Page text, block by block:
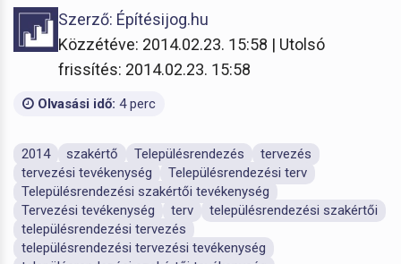
Szerző: Építésijog.hu
Közzétéve: 2014.02.23. 15:58 | Utolsó
frissítés: 2014.02.23. 15:58
Olvasási idő: 4 perc
2014 szakértő Településrendezés
tervezés
tervezési tevékenység
Településrendezési terv
Településrendezési szakértői tevékenység
Tervezési tevékenység
terv
településrendezési szakértői
településrendezési tervezés
településrendezési tervezési tevékenység